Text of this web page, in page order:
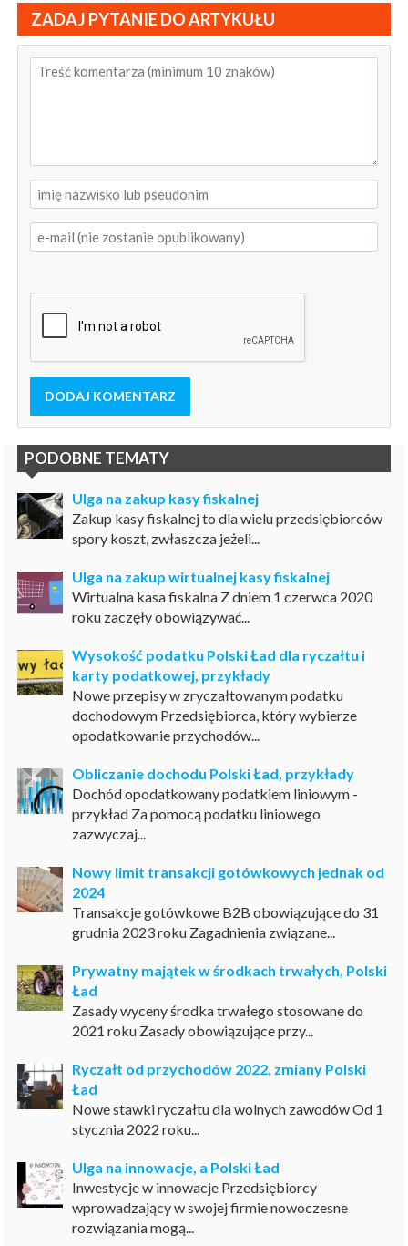
ZADAJ PYTANIE DO ARTYKUŁU
DODAJ KOMENTARZ
PODOBNE TEMATY
Ulga na zakup kasy fiskalnej
Zakup kasy fiskalnej to dla wielu przedsiębiorców
spory koszt, zwłaszcza jeżeli...
Ulga na zakup wirtualnej kasy fiskalnej
Wirtualna kasa fiskalna Z dniem 1 czerwca 2020
roku zaczęły obowiązywać...
Wysokość podatku Polski Ład dla ryczałtu i
karty podatkowej, przykłady
Nowe przepisy w zryczałtowanym podatku
dochodowym Przedsiębiorca, który wybierze
opodatkowanie przychodów...
Obliczanie dochodu Polski Ład, przykłady
Dochód opodatkowany podatkiem liniowym -
przykład Za pomocą podatku liniowego
zazwyczaj...
Nowy limit transakcji gotówkowych jednak od
2024
Transakcje gotówkowe B2B obowiązujące do 31
grudnia 2023 roku Zagadnienia związane...
Prywatny majątek w środkach trwałych, Polski
Ład
Zasady wyceny środka trwałego stosowane do
2021 roku Zasady obowiązujące przy...
Ryczałt od przychodów 2022, zmiany Polski
Ład
Nowe stawki ryczałtu dla wolnych zawodów Od 1
stycznia 2022 roku...
Ulga na innowacje, a Polski Ład
Inwestycje w innowacje Przedsiębiorcy
wprowadzający w swojej firmie nowoczesne
rozwiązania mogą...